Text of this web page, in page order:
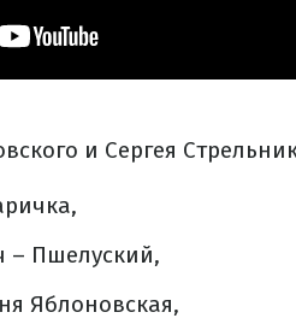
и Сергея
– Пшелуский,
Яблоновская,